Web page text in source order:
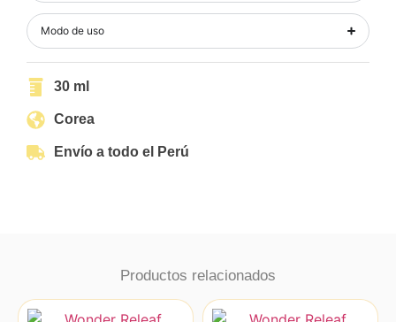
Modo de uso
30 ml
Corea
Envío a todo el Perú
Productos relacionados